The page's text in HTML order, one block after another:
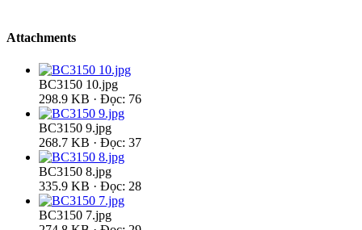
Attachments
BC3150 10.jpg
298.9 KB · Đọc: 76
BC3150 9.jpg
268.7 KB · Đọc: 37
BC3150 8.jpg
335.9 KB · Đọc: 28
BC3150 7.jpg